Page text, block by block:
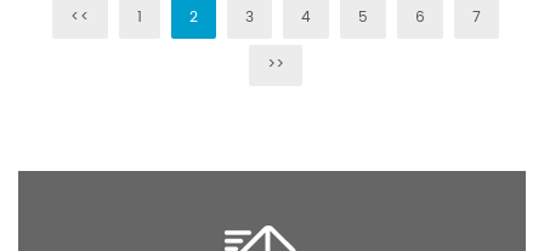
<< 1 2 3 4 5 6 7
>>